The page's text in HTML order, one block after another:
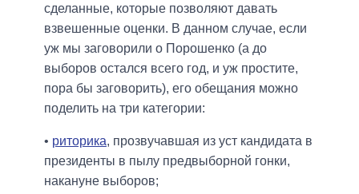
сделанные, которые позволяют давать
взвешенные оценки. В данном случае, если
уж мы заговорили о Порошенко (а до
выборов остался всего год, и уж простите,
пора бы заговорить), его обещания можно
поделить на три категории:
• риторика, прозвучавшая из уст кандидата в
президенты в пылу предвыборной гонки,
накануне выборов;